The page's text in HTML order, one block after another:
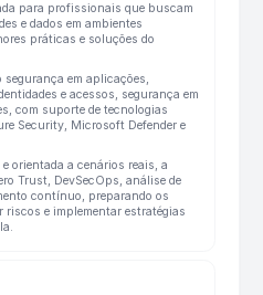
para profissionais que buscam
e dados em ambientes
práticas e soluções do
segurança em aplicações,
e acessos, segurança em
com suporte de tecnologias
Security, Microsoft Defender e
orientada a cenários reais, a
Trust, DevSecOps, análise de
contínuo, preparando os
e implementar estratégias